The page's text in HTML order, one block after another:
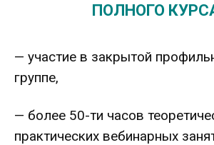
ПОЛНОГО
— участие в закрытой
группе,
— более 50-ти часов
практических вебинарных